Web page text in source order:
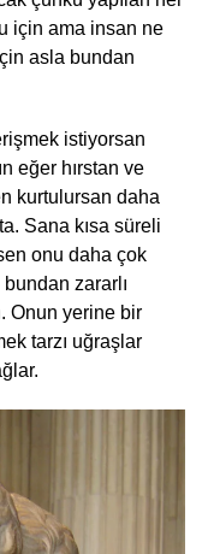
için ama insan ne
asla bundan
istiyorsan
eğer hırstan ve
kurtulursan daha
Sana kısa süreli
onu daha çok
zararlı
Onun yerine bir
tarzı uğraşlar